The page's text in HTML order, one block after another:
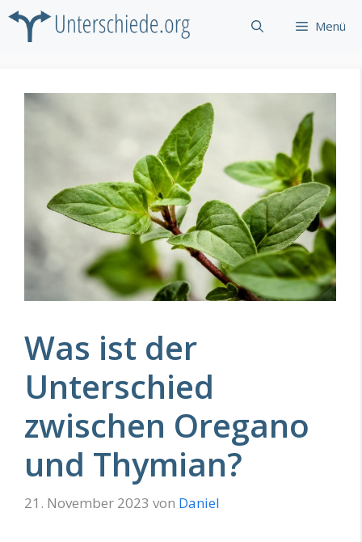
Zum
Inhalt
Menü
Was ist der
Unterschied
zwischen Oregano
und Thymian?
21. November 2023 von Daniel